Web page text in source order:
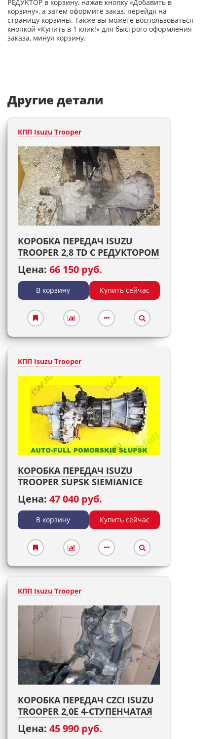
РЕДУКТОР в корзину, нажав кнопку «Добавить в
корзину», а затем оформите заказ, перейдя на
страницу корзины. Также вы можете воспользоваться
кнопкой «Купить в 1 клик!» для быстрого оформления
заказа, минуя корзину.
Другие детали
КПП Isuzu Trooper
КОРОБКА ПЕРЕДАЧ ISUZU
TROOPER 2,8 TD С РЕДУКТОРОМ
Цена: 66 150 руб.
В корзину Купить сейчас
КПП Isuzu Trooper
КОРОБКА ПЕРЕДАЧ ISUZU
TROOPER SUPSK SIEMIANICE
Цена: 47 040 руб.
В корзину Купить сейчас
КПП Isuzu Trooper
КОРОБКА ПЕРЕДАЧ CZCI ISUZU
TROOPER 2,0E 4-СТУПЕНЧАТАЯ
Цена: 45 990 руб.